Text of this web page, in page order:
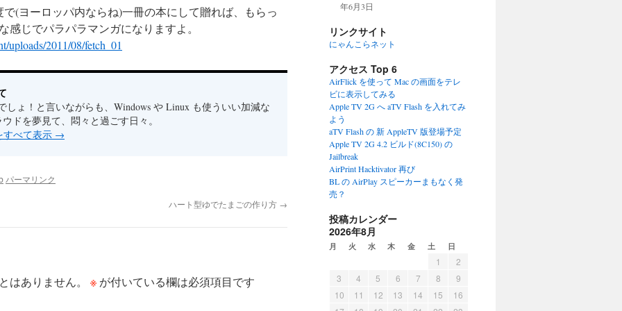
(ヨーロッパ内ならね)一冊の本にして贈れば、もらっ
感じでパラパラマンガになりますよ。
uploads/2011/08/fetch_01
しょ！と言いながらも、Windows や Linux も使ういい加減な
ドを夢見て、悶々と過ごす日々。
すべて表示 →
パーマリンク
ハート型ゆでたまごの作り方 →
はありません。 ※ が付いている欄は必須項目です
年6月3日
リンクサイト
にゃんこらネット
アクセス Top 6
AirFlick を使って Mac の画面をテレ
ビに表示してみる
Apple TV 2G へ aTV Flash を入れてみ
よう
aTV Flash の 新 AppleTV 版登場予定
Apple TV 2G 4.2 ビルド(8C150) の
Jailbreak
AirPrint Hacktivator 再び
BL の AirPlay スピーカーまもなく発
売？
投稿カレンダー
2026年8月
月 火 水 木 金 土 日
1
2
3
4 5 6 7 8
9
10
11 12 13 14 15
16